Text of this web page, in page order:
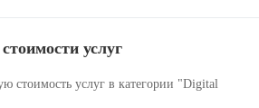
услуг
стоимость услуг в категории "Digital